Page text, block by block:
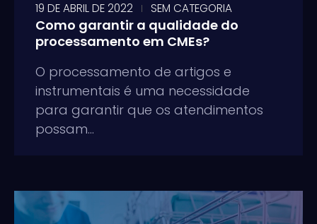
19 DE ABRIL DE 2022 SEM CATEGORIA
Como garantir a qualidade do
processamento em CMEs?
O processamento de artigos e
instrumentais é uma necessidade
para garantir que os atendimentos
possam...